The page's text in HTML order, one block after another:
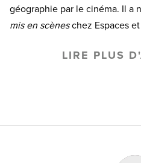
géographie par le cinéma. Il a
mis en scèneschez Espaces et
LIRE PLUS